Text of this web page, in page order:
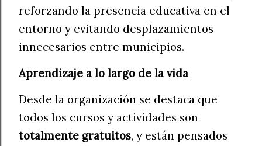
reforzando la presencia educativa en el
entorno y evitando desplazamientos
innecesarios entre municipios.
Aprendizaje a lo largo de la vida
Desde la organización se destaca que
todos los cursos y actividades son
totalmente gratuitos, y están pensados